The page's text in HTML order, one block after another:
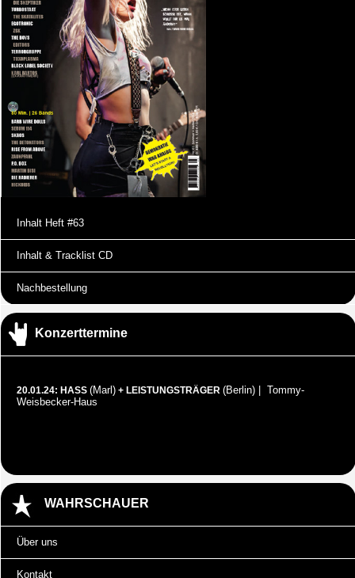
Inhalt Heft #63
Inhalt & Tracklist CD
Nachbestellung
Konzerttermine
20.01.24: HASS (Marl) + LEISTUNGSTRÄGER (Berlin) | Tommy-
Weisbecker-Haus
WAHRSCHAUER
Über uns
Kontakt